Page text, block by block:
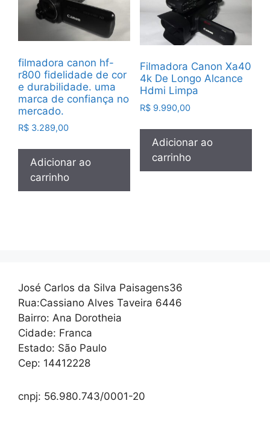
filmadora canon hf-
r800 fidelidade de cor
e durabilidade. uma
marca de confiança no
mercado.
R$ 3.289,00
Adicionar ao
carrinho
Filmadora Canon Xa40
4k De Longo Alcance
Hdmi Limpa
R$9.990,00
Adicionar ao
carrinho
José Carlos da Silva Paisagens36
Rua:Cassiano Alves Taveira 6446
Bairro: Ana Dorotheia
Cidade: Franca
Estado: São Paulo
Cep: 14412228
cnpj: 56.980.743/0001-20